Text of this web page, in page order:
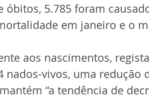
óbitos, 5.785 foram
em janeiro e o
aos nascimentos,
nados-vivos, uma redução
“a tendência de